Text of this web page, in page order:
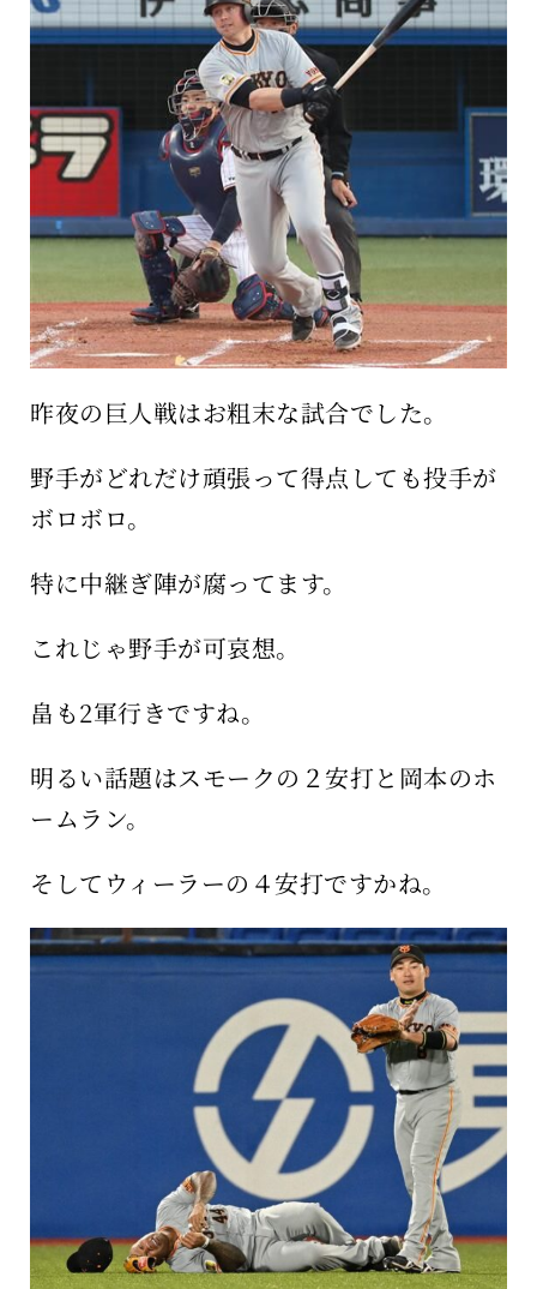
昨夜の巨人戦はお粗末な試合でした。
野手がどれだけ頑張って得点しても投手が
ボロボロ。
特に中継ぎ陣が腐ってます。
これじゃ野手が可哀想。
畠も2軍行きですね。
明るい話題はスモークの２安打と岡本のホ
ームラン。
そしてウィーラーの４安打ですかね。